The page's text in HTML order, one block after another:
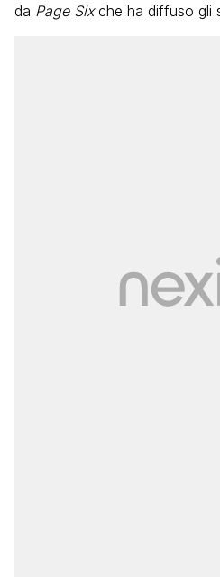
da Page Sixche ha diffuso gli